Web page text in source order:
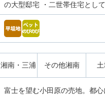
の大型邸宅 ・二世帯住宅とし
湘南・三浦 その他湘南
富士を望む小田原の売地。都